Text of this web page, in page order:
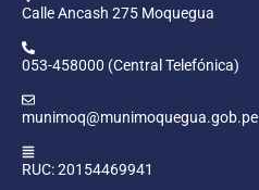
Calle Ancash 275 Moquegua
053-458000 (Central Telefónica)
munimoq@munimoquegua.gob.pe
RUC: 20154469941